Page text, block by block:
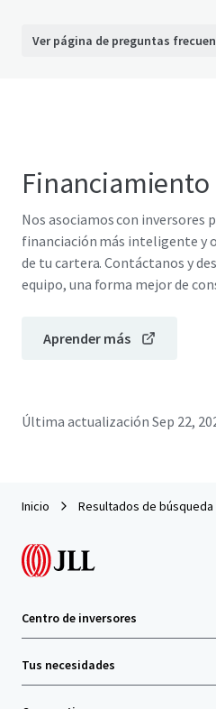
Ver página de preguntas
Financiamiento
Nos asociamos con inversores
financiación más inteligente y
de tu cartera. Contáctanos y
equipo, una forma mejor de
Aprender más
Última actualización Sep 22,
Inicio Resultados de búsqueda
Centro de inversores
Tus necesidades